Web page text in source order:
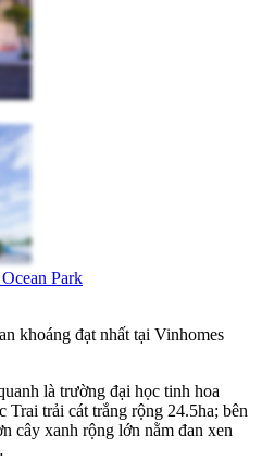
Park
khoáng đạt nhất tại Vinhomes
là trường đại học tinh hoa
trải cát trắng rộng 24.5ha; bên
cây xanh rộng lớn nằm đan xen